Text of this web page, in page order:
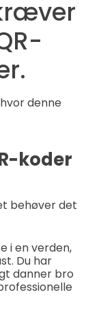
denne
koder
behøver det
i en verden,
Du har
danner bro